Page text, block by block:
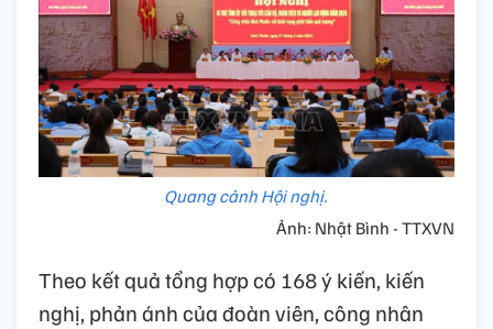
Quang cảnh Hội nghị.
Ảnh: Nhật Bình - TTXVN
Theo kết quả tổng hợp có 168 ý kiến, kiến
nghị, phản ánh của đoàn viên, công nhân